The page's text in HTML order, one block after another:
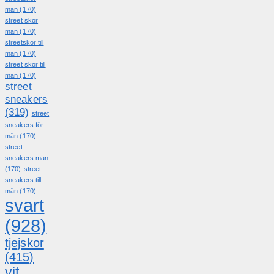
man (170)
street skor
man (170)
streetskor till
män (170)
street skor till
män (170)
street
sneakers
(319) street
sneakers för
män (170)
street
sneakers man
(170) street
sneakers till
män (170)
svart
(928)
tjejskor
(415)